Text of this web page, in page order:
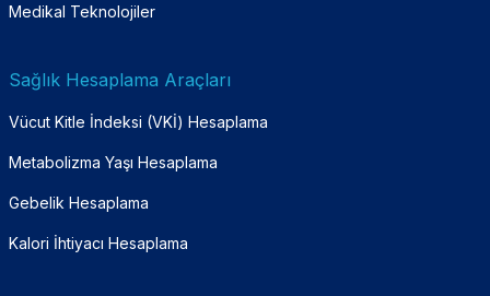
Medikal Teknolojiler
Sağlık Hesaplama Araçları
Vücut Kitle İndeksi (VKİ) Hesaplama
Metabolizma Yaşı Hesaplama
Gebelik Hesaplama
Kalori İhtiyacı Hesaplama